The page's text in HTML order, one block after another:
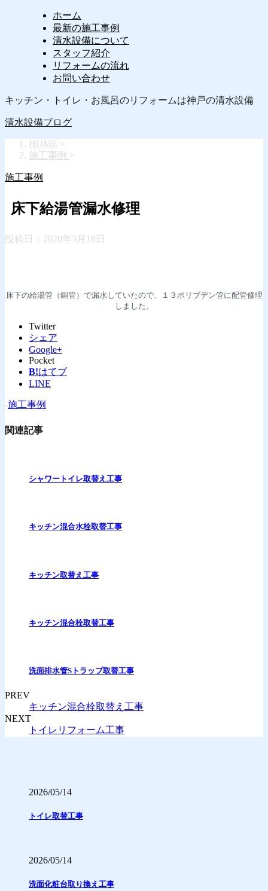
ホーム
最新の施工事例
清水設備について
スタッフ紹介
リフォームの流れ
お問い合わせ
キッチン・トイレ・お風呂のリフォームは神戸の清水設備
清水設備ブログ
HOME >
施工事例 >
施工事例
床下給湯管漏水修理
投稿日： 2020年3月18日
床下の給湯管（銅管）で漏水していたので、１３ポリブデン管に配管修理
しました。
Twitter
シェア
Google+
Pocket
B!はてブ
LINE
-施工事例
関連記事
シャワートイレ取替え工事
キッチン混合水栓取替工事
キッチン取替え工事
キッチン混合栓取替工事
洗面排水管Sトラップ取替工事
PREV
キッチン混合栓取替え工事
NEXT
トイレリフォーム工事
2026/05/14
トイレ取替工事
2026/05/14
洗面化粧台取り換え工事